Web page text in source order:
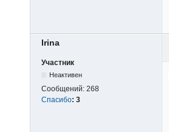
Irina
Участник
Неактивен
Сообщений: 268
Спасибо: 3